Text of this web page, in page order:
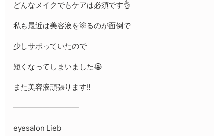
どんなメイクでもケアは必須です👌
私も最近は美容液を塗るのが面倒で
少しサボっていたので
短くなってしまいました😭
また美容液頑張ります‼️
—————————
eyesalon Lieb